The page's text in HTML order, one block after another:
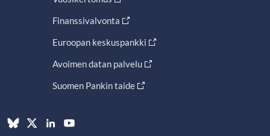
Finanssivalvonta
Euroopan keskuspankki
Avoimen datan palvelu
Suomen Pankin taide